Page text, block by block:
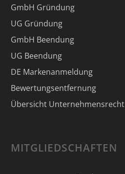
GmbH Gründung
UG Gründung
GmbH Beendung
UG Beendung
DE Markenanmeldung
Bewertungsentfernung
Übersicht Unternehmensrecht
MITGLIEDSCHAFTEN